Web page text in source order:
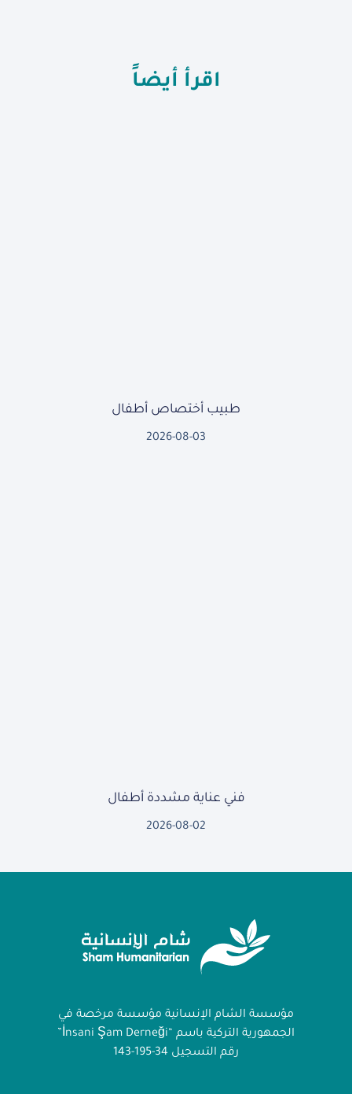
اقرأ أيضاً
طبيب أختصاص أطفال
2026-08-03
فني عناية مشددة أطفال
2026-08-02
مؤسسة الشام الإنسانية مؤسسة مرخصة في
الجمهورية التركية باسم “İnsani Şam Derneği”
رقم التسجيل 34-195-143